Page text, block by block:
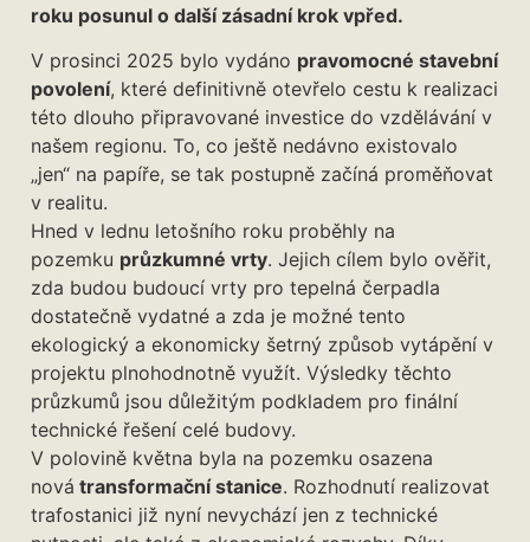
roku posunul o další zásadní krok vpřed.
V prosinci 2025 bylo vydáno pravomocné stavební
povolení, které definitivně otevřelo cestu k realizaci
této dlouho připravované investice do vzdělávání v
našem regionu. To, co ještě nedávno existovalo
„jen“ na papíře, se tak postupně začíná proměňovat
v realitu.
Hned v lednu letošního roku proběhly na
pozemku průzkumné vrty. Jejich cílem bylo ověřit,
zda budou budoucí vrty pro tepelná čerpadla
dostatečně vydatné a zda je možné tento
ekologický a ekonomicky šetrný způsob vytápění v
projektu plnohodnotně využít. Výsledky těchto
průzkumů jsou důležitým podkladem pro finální
technické řešení celé budovy.
V polovině května byla na pozemku osazena
nová transformační stanice. Rozhodnutí realizovat
trafostanici již nyní nevychází jen z technické